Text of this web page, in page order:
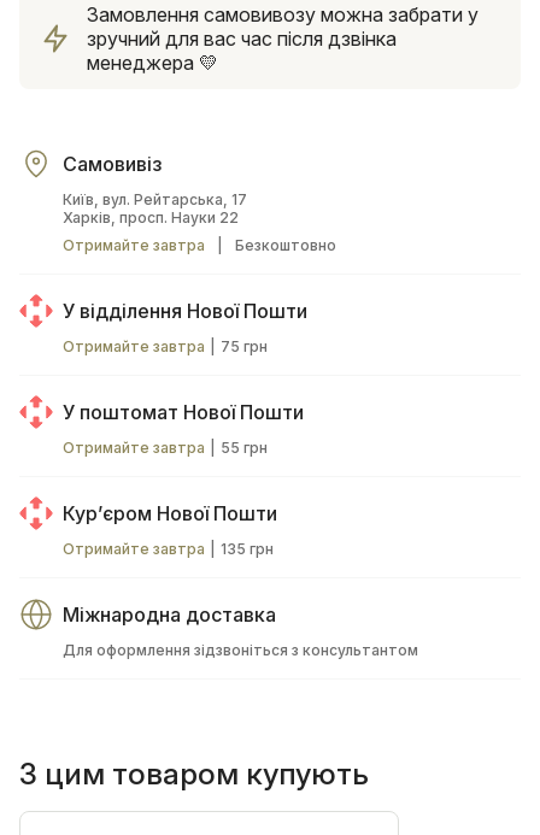
Замовлення самовивозу можна забрати у
зручний для вас час після дзвінка
менеджера 💛
Самовивіз
Київ, вул. Рейтарська, 17
Харків, просп. Науки 22
Отримайте завтра
Безкоштовно
У відділення Нової Пошти
Отримайте завтра 75 грн
У поштомат Нової Пошти
Отримайте завтра 55 грн
Курʼєром Нової Пошти
Отримайте завтра 135 грн
Міжнародна доставка
Для оформлення зідзвоніться з консультантом
З цим товаром купують